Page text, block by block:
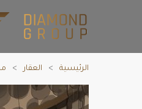
الرئيسية العقار